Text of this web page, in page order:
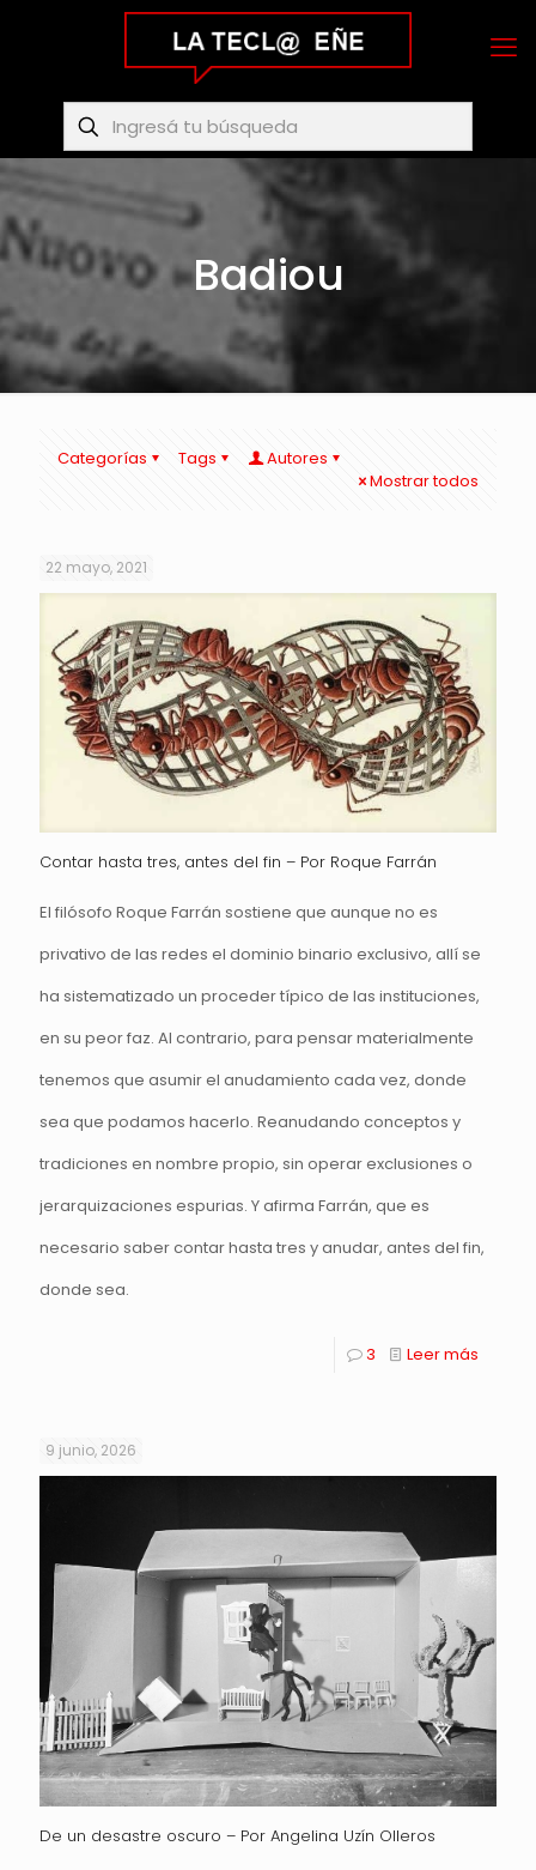
Badiou
Categorías Tags
Autores
Mostrar todos
22 mayo, 2021
Contar hasta tres, antes del fin – Por Roque Farrán
El filósofo Roque Farrán sostiene que aunque no es
privativo de las redes el dominio binario exclusivo, allí se
ha sistematizado un proceder típico de las instituciones,
en su peor faz. Al contrario, para pensar materialmente
tenemos que asumir el anudamiento cada vez, donde
sea que podamos hacerlo. Reanudando conceptos y
tradiciones en nombre propio, sin operar exclusiones o
jerarquizaciones espurias. Y afirma Farrán, que es
necesario saber contar hasta tres y anudar, antes del fin,
donde sea.
3 Leer más
9 junio, 2026
De un desastre oscuro – Por Angelina Uzín Olleros